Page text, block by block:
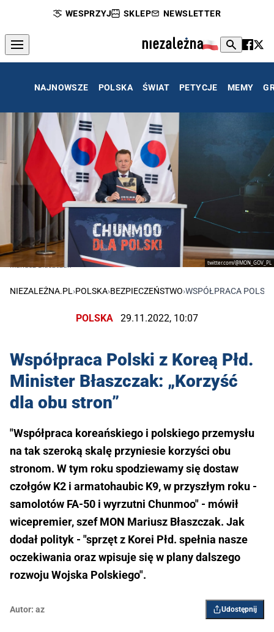
WESPRZYJ SKLEP NEWSLETTER
NAJNOWSZE POLSKA ŚWIAT PETYCJE MEMY
twitter.com/@MON_GOV_PL
Mariusz Błaszczak
NIEZALEŻNA.PL›POLSKA›BEZPIECZEŃSTWO›WSPÓŁPRACA
POLSKA 29.11.2022, 10:07
Współpraca Polski z Koreą Płd.
Minister Błaszczak: „Korzyść
dla obu stron”
"Współpraca koreańskiego i polskiego przemysłu
na tak szeroką skalę przyniesie korzyści obu
stronom. W tym roku spodziewamy się dostaw
czołgów K2 i armatohaubic K9, w przyszłym roku -
samolotów FA-50 i wyrzutni Chunmoo" - mówił
wicepremier, szef MON Mariusz Błaszczak. Jak
dodał polityk - "sprzęt z Korei Płd. spełnia nasze
oczekiwania oraz wpisuje się w plany dalszego
rozwoju Wojska Polskiego".
Autor: az Udostępnij